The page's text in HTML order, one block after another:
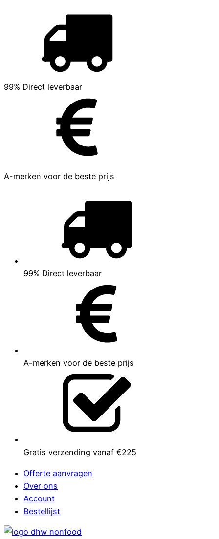
99% Direct leverbaar
A-merken voor de beste prijs
99% Direct leverbaar
A-merken voor de beste prijs
Gratis verzending vanaf €225
Offerte aanvragen
Over ons
Account
Bestellijst